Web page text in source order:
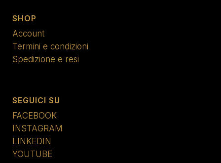
SHOP
Account
Termini e condizioni
Spedizione e resi
SEGUICI SU
FACEBOOK
INSTAGRAM
LINKEDIN
YOUTUBE